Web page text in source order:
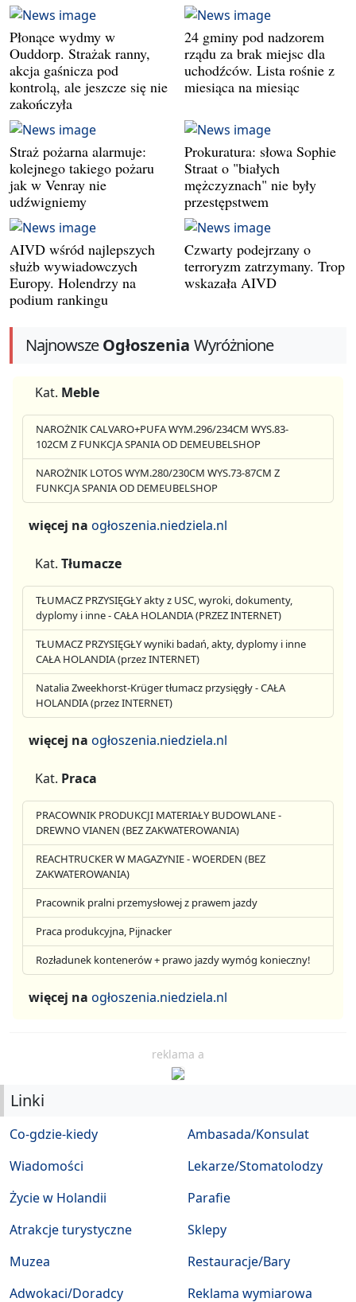
Płonące wydmy w
Ouddorp. Strażak ranny,
akcja gaśnicza pod
kontrolą, ale jeszcze się nie
zakończyła
24 gminy pod nadzorem
rządu za brak miejsc dla
uchodźców. Lista rośnie z
miesiąca na miesiąc
Straż pożarna alarmuje:
kolejnego takiego pożaru
jak w Venray nie
udźwigniemy
Prokuratura: słowa Sophie
Straat o "białych
mężczyznach" nie były
przestępstwem
AIVD wśród najlepszych
służb wywiadowczych
Europy. Holendrzy na
podium rankingu
Czwarty podejrzany o
terroryzm zatrzymany. Trop
wskazała AIVD
NajnowszeOgłoszenia Wyróżnione
Kat. Meble
NAROŻNIK CALVARO+PUFA WYM.296/234CM WYS.83-
102CM Z FUNKCJA SPANIA OD DEMEUBELSHOP
NAROŻNIK LOTOS WYM.280/230CM WYS.73-87CM Z
FUNKCJA SPANIA OD DEMEUBELSHOP
więcej na ogłoszenia.niedziela.nl
Kat. Tłumacze
TŁUMACZ PRZYSIĘGŁY akty z USC, wyroki, dokumenty,
dyplomy i inne - CAŁA HOLANDIA (PRZEZ INTERNET)
TŁUMACZ PRZYSIĘGŁY wyniki badań, akty, dyplomy i inne
CAŁA HOLANDIA (przez INTERNET)
Natalia Zweekhorst-Krüger tłumacz przysięgły - CAŁA
HOLANDIA (przez INTERNET)
więcej na ogłoszenia.niedziela.nl
Kat. Praca
PRACOWNIK PRODUKCJI MATERIAŁY BUDOWLANE -
DREWNO VIANEN (BEZ ZAKWATEROWANIA)
REACHTRUCKER W MAGAZYNIE - WOERDEN (BEZ
ZAKWATEROWANIA)
Pracownik pralni przemysłowej z prawem jazdy
Praca produkcyjna, Pijnacker
Rozładunek kontenerów + prawo jazdy wymóg konieczny!
więcej na ogłoszenia.niedziela.nl
reklama a
Linki
Co-gdzie-kiedy
Wiadomości
Życie w Holandii
Atrakcje turystyczne
Muzea
Ambasada/Konsulat
Lekarze/Stomatolodzy
Parafie
Sklepy
Restauracje/Bary
Adwokaci/Doradcy
Reklama wymiarowa